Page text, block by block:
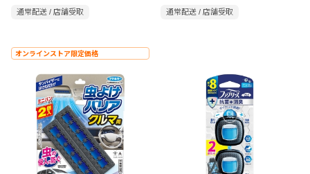
ー 車用 210ml
通常配送 / 店舗受取
ブラック
通常配送 / 店舗受取
オンラインストア限定価格